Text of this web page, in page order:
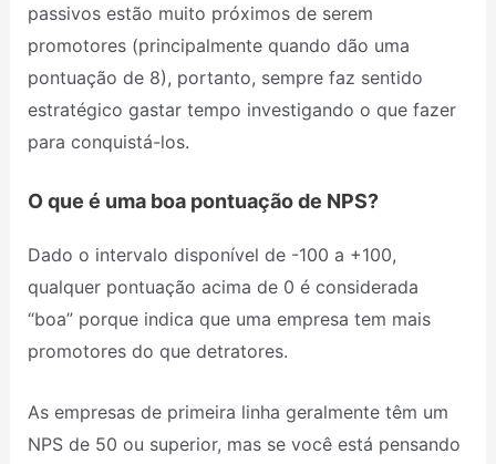
passivos estão muito próximos de serem
promotores (principalmente quando dão uma
pontuação de 8), portanto, sempre faz sentido
estratégico gastar tempo investigando o que fazer
para conquistá-los.
O que é uma boa pontuação de NPS?
Dado o intervalo disponível de -100 a +100,
qualquer pontuação acima de 0 é considerada
“boa” porque indica que uma empresa tem mais
promotores do que detratores.
As empresas de primeira linha geralmente têm um
NPS de 50 ou superior, mas se você está pensando